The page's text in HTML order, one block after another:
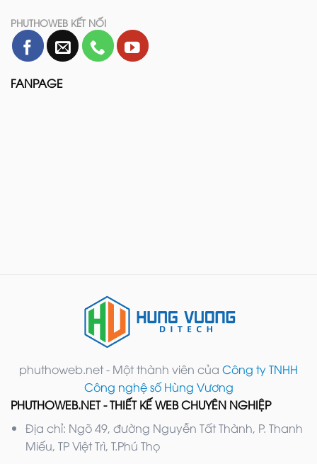
PHUTHOWEB KẾT NỐI
FANPAGE
phuthoweb.net - Một thành viên của Công ty TNHH
Công nghệ số Hùng Vương
PHUTHOWEB.NET - THIẾT KẾ WEB CHUYÊN NGHIỆP
Địa chỉ: Ngõ 49, đường Nguyễn Tất Thành, P. Thanh
Miếu, TP Việt Trì, T.Phú Thọ